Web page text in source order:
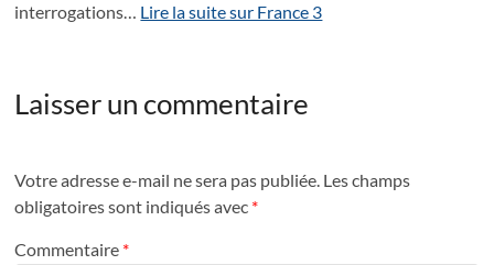
interrogations… Lire la suite sur France 3
Laisser un commentaire
Votre adresse e-mail ne sera pas publiée. Les champs
obligatoires sont indiqués avec *
Commentaire *